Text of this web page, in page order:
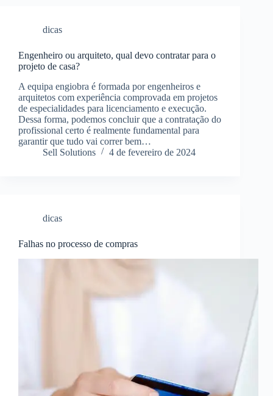
dicas
Engenheiro ou arquiteto, qual devo contratar para o
projeto de casa?
A equipa engiobra é formada por engenheiros e
arquitetos com experiência comprovada em projetos
de especialidades para licenciamento e execução.
Dessa forma, podemos concluir que a contratação do
profissional certo é realmente fundamental para
garantir que tudo vai correr bem…
Sell Solutions
4 de fevereiro de 2024
dicas
Falhas no processo de compras